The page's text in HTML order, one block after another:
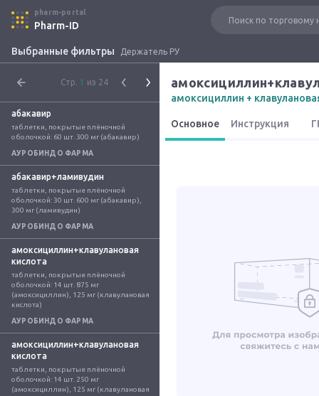
pharm-portal
Pharm-ID
Выбранные фильтры Держатель РУ
Стр. 1 из 24
абакавир
таблетки, покрытые плёночной
оболочкой: 60 шт. 300 мг (абакавир)
АУРОБИНДО ФАРМА
абакавир+ламивудин
таблетки, покрытые плёночной
оболочкой: 30 шт. 600 мг (абакавир),
300 мг (ламивудин)
АУРОБИНДО ФАРМА
амоксициллин+клавулановая
кислота
таблетки, покрытые плёночной
оболочкой: 14 шт. 875 мг
(амоксициллин), 125 мг (клавулановая
кислота)
АУРОБИНДО ФАРМА
амоксициллин+клавулановая
кислота
таблетки, покрытые плёночной
оболочкой: 14 шт. 250 мг
(амоксициллин), 125 мг (клавулановая
амоксициллин +
Основное Инструкция